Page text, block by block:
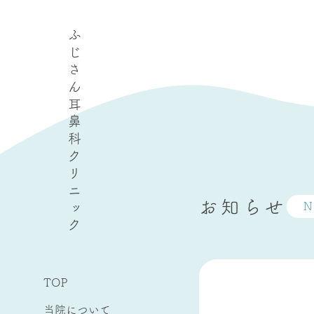
ふじさん耳鼻科クリニック
TOP
当院について
お知らせ